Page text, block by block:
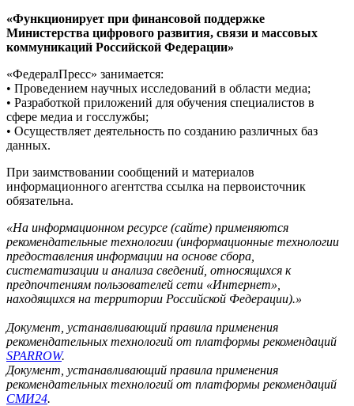
«Функционирует при финансовой поддержке
Министерства цифрового развития, связи и массовых
коммуникаций Российской Федерации»
«ФедералПресс» занимается:
• Проведением научных исследований в области медиа;
• Разработкой приложений для обучения специалистов в
сфере медиа и госслужбы;
• Осуществляет деятельность по созданию различных баз
данных.
При заимствовании сообщений и материалов
информационного агентства ссылка на первоисточник
обязательна.
«На информационном ресурсе (сайте) применяются
рекомендательные технологии (информационные технологии
предоставления информации на основе сбора,
систематизации и анализа сведений, относящихся к
предпочтениям пользователей сети «Интернет»,
находящихся на территории Российской Федерации).»
Документ, устанавливающий правила применения
рекомендательных технологий от платформы рекомендаций
SPARROW.
Документ, устанавливающий правила применения
рекомендательных технологий от платформы рекомендаций
СМИ24.